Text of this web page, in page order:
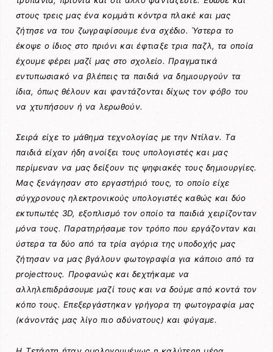
στους τρεις μας ένα κομμάτι κόντρα πλακέ και μας
ζήτησε να του ζωγραφίσουμε ένα σχέδιο. Ύστερα το
έκοψε ο ίδιος στο πριόνι και έφτιαξε τρια παζλ, τα οποία
έχουμε φέρει μαζί μας στο σχολείο. Πραγματικά
εντυπωσιακό να βλέπεις τα παιδιά να δημιουργούν τα
ίδια, όπως θέλουν και φαντάζονται δίχως τον φόβο του
να χτυπήσουν ή να λερωθούν.
Σειρά είχε το μάθημα τεχνολογίας με την Ντίλαν. Τα
παιδιά είχαν ήδη ανοίξει τους υπολογιστές και μας
περίμεναν να μας δείξουν τις ψηφιακές τους δημιουργίες.
Μας ξενάγησαν στο εργαστήριό τους, το οποίο είχε
σύγχρονους ηλεκτρονικούς υπολογιστές καθώς και δύο
εκτυπωτές 3D, εξοπλισμό τον οποίο τα παιδιά χειρίζονταν
μόνα τους. Παρατηρήσαμε τον τρόπο που εργάζονταν και
ύστερα τα δύο από τα τρία αγόρια της υποδοχής μας
ζήτησαν να μας βγάλουν φωτογραφία για κάποιο από τα
projectτους. Προφανώς και δεχτήκαμε να
αλληλεπιδράσουμε μαζί τους και να δούμε από κοντά τον
κόπο τους. Επεξεργάστηκαν γρήγορα τη φωτογραφία μας
(κάνοντάς μας λίγο πιο αδύνατους) και φύγαμε.